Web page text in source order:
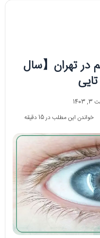
در تهران【سال
خواندن این مطلب در 15 دقیقه